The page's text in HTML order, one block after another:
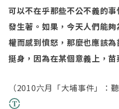
可以不在乎那些不公不義的
發生著。如果，今天人們能
權而感到憤怒，那麼也應該
挺身，因為在某個意義上，
（2010六月「大埔事件」：